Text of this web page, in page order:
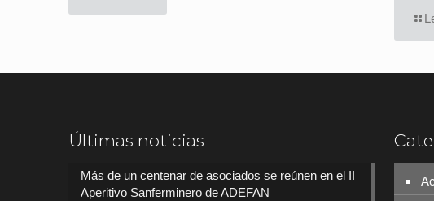
Últimas noticias
Más de un centenar de asociados se reúnen en el II
Aperitivo Sanferminero de ADEFAN